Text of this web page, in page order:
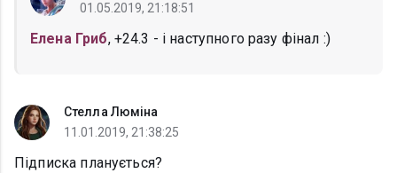
01.05.2019, 21:18:51
Елена Гриб, +24.3 - і наступного разу фінал :)
Стелла Люміна
11.01.2019, 21:38:25
Підписка планується?